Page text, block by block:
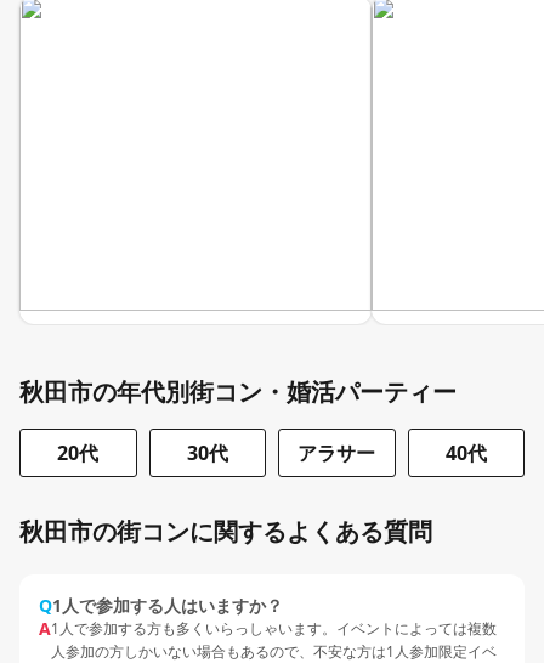
秋田市の年代別街コン・婚活パーティー
20代 30代 アラサー 40代
秋田市の街コンに関するよくある質問
Q1人で参加する人はいますか？
A1人で参加する方も多くいらっしゃいます。イベントによっては複数
人参加の方しかいない場合もあるので、不安な方は1人参加限定イベ